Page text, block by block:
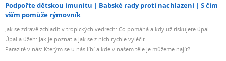
Podpořte dětskou imunitu Babské rady proti nachlazení
S čím
vším pomůže rýmovník
Jak se zdravě zchladit v tropických vedrech: Co pomáhá a kdy už riskujete úpal
Úpal a úžeh: Jak je poznat a jak se z nich rychle vyléčit
Parazité v nás: Kterým se u nás líbí a kde v našem těle je můžeme najít?